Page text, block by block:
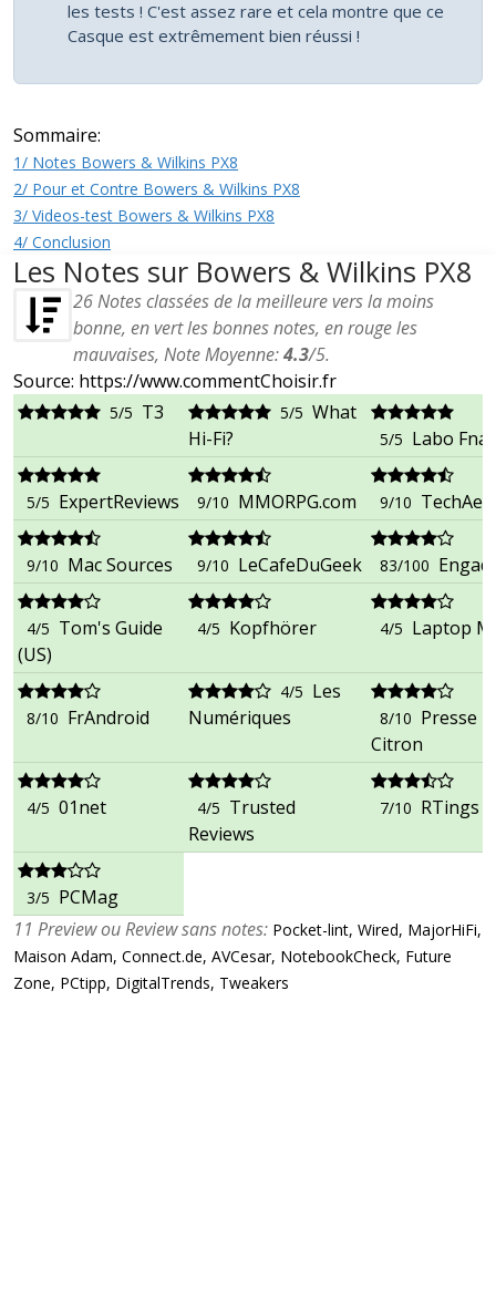
les tests ! C'est assez rare et cela montre que ce
Casque est extrêmement bien réussi !
Sommaire:
1/ Notes Bowers & Wilkins PX8
2/ Pour et Contre Bowers & Wilkins PX8
3/ Videos-test Bowers & Wilkins PX8
4/ Conclusion
Les Notes sur Bowers & Wilkins PX8
26Notes classées de la meilleure vers la moins
bonne, en vert les bonnes notes, en rouge les
mauvaises, Note Moyenne:4.3/5.
Source: https://www.commentChoisir.fr
5/5 T3 5/5 What
Hi-Fi?
5/5 Labo Fnac
5/5 ExpertReviews 9/10 MMORPG.com 9/10
9/10 Mac Sources 9/10 LeCafeDuGeek 83/100
4/5 Tom's Guide
(US)
4/5 Kopfhörer 4/5 Laptop
8/10 FrAndroid
4/5 Les
Numériques
8/10 Presse
Citron
4/5 01net 4/5 Trusted
Reviews
7/10 RTings
3/5 PCMag
11 Preview ou Review sans notes: Pocket-lint, Wired, MajorHiFi,
Maison Adam, Connect.de, AVCesar, NotebookCheck, Future
Zone, PCtipp, DigitalTrends, Tweakers